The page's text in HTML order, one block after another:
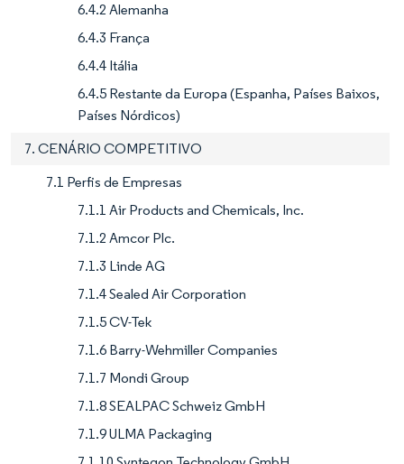
6.4.2 Alemanha
6.4.3 França
6.4.4 Itália
6.4.5 Restante da Europa (Espanha, Países Baixos,
Países Nórdicos)
7. CENÁRIO COMPETITIVO
7.1 Perfis de Empresas
7.1.1 Air Products and Chemicals, Inc.
7.1.2 Amcor Plc.
7.1.3 Linde AG
7.1.4 Sealed Air Corporation
7.1.5 CV-Tek
7.1.6 Barry-Wehmiller Companies
7.1.7 Mondi Group
7.1.8 SEALPAC Schweiz GmbH
7.1.9 ULMA Packaging